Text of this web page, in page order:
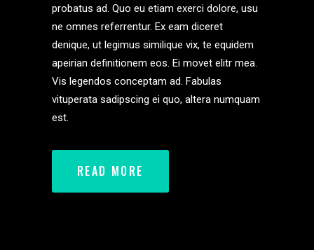
probatus ad. Quo eu etiam exerci dolore, usu
ne omnes referrentur. Ex eam diceret
denique, ut legimus similique vix, te equidem
apeirian definitionem eos. Ei movet elitr mea.
Vis legendos conceptam ad. Fabulas
vituperata sadipscing ei quo, altera numquam
est.
READ MORE